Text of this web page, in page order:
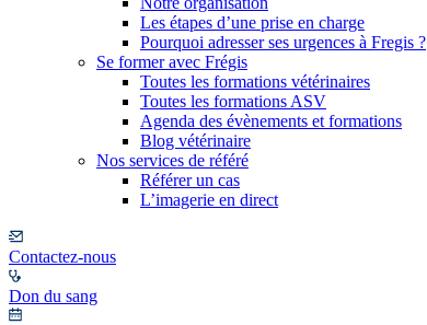
Les étapes d’une prise en charge
Pourquoi adresser ses urgences à Fregis ?
Se former avec Frégis
Toutes les formations vétérinaires
Toutes les formations ASV
Agenda des évènements et formations
Blog vétérinaire
Nos services de référé
Référer un cas
L’imagerie en direct
Contactez-nous
Don du sang